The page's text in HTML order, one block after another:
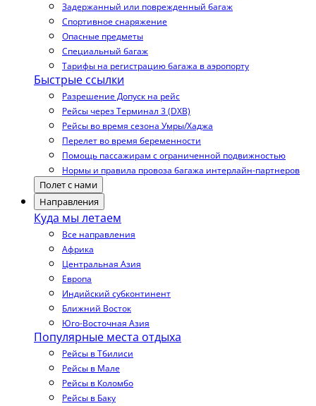
Задержанный или поврежденный багаж
Спортивное снаряжение
Опасные предметы
Специальный багаж
Тарифы на регистрацию багажа в аэропорту
Быстрые ссылки
Разрешение Допуск на рейс
Рейсы через Терминал 3 (DXB)
Рейсы во время сезона Умры/Хаджа
Перелет во время беременности
Помощь пассажирам с ограниченной подвижностью
Нормы и правила провоза багажа интерлайн-партнеров
Полет с нами
Направления
Куда мы летаем
Все направления
Африка
Центральная Азия
Европа
Индийский субконтинент
Ближний Восток
Юго-Восточная Азия
Популярные места отдыха
Рейсы в Тбилиси
Рейсы в Мале
Рейсы в Коломбо
Рейсы в Баку